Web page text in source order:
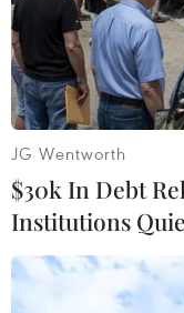
Anh mới rộ lên
chuồng."
JG Wentworth
$30k In Debt
Institutions